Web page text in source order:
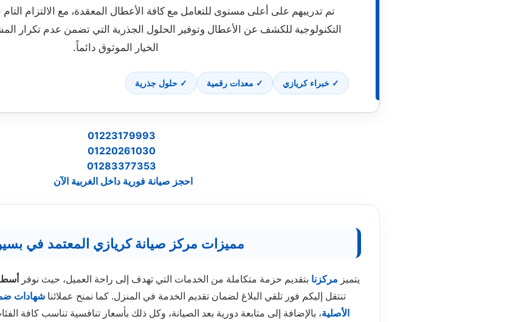
تم تدريبهم على أعلى مستوى للتعامل مع كافة الأعطال المعقدة، مع الالتزام
التكنولوجية للكشف عن الأعطال وتوفير الحلول الجذرية التي تضمن عدم تكرار
الخيار الموثوق دائماً.
✓ خبراء كريازي ✓ معدات رقمية ✓ حلول جذرية
01223179993
01220261030
01283377353
احجز صيانة فورية داخل الغربية الآن
مميزات مركز صيانة كريازي المعتمد في
يتميز مركزنا بتقديم حزمة متكاملة من الخدمات التي تهدف إلى راحة العميل، حيث نوفر
تنتقل إليكم فور تلقي البلاغ لضمان تقديم الخدمة في المنزل. كما نمنح عملائناشهادات
الأصلية، بالإضافة إلى متابعة دورية بعد الصيانة، وكل ذلك بأسعار تنافسية تناسب كافة